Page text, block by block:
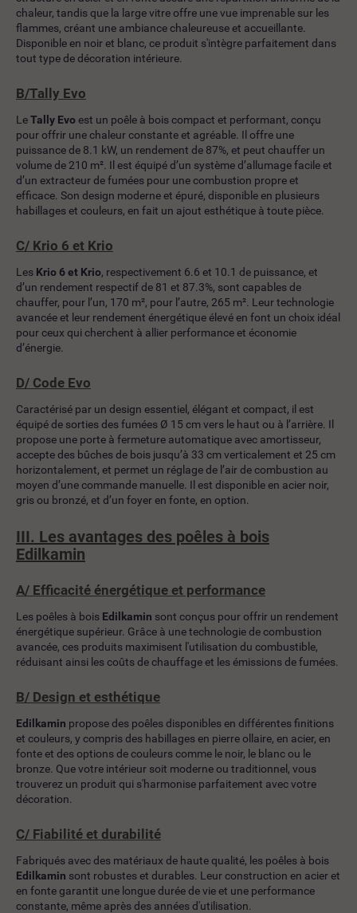
chaleur, tandis que la large vitre offre une vue imprenable sur les
flammes, créant une ambiance chaleureuse et accueillante.
Disponible en noir et blanc, ce produit s'intègre parfaitement dans
tout type de décoration intérieure.
B/Tally Evo
LeTally Evoest un poêle à bois compact et performant, conçu
pour offrir une chaleur constante et agréable. Il offre une
puissance de 8.1 kW, un rendement de 87%, et peut chauffer un
volume de 210 m². Il est équipé d’un système d’allumage facile et
d’un extracteur de fumées pour une combustion propre et
efficace. Son design moderne et épuré, disponible en plusieurs
habillages et couleurs, en fait un ajout esthétique à toute pièce.
C/ Krio 6 et Krio
Les Krio 6 et Krio, respectivement 6.6 et 10.1 de puissance, et
d’un rendement respectif de 81 et 87.3%, sont capables de
chauffer, pour l’un, 170 m², pour l’autre, 265 m². Leur technologie
avancée et leur rendement énergétique élevé en font un choix idéal
pour ceux qui cherchent à allier performance et économie
d’énergie.
D/ Code Evo
Caractérisé par un design essentiel, élégant et compact, il est
équipé de sorties des fumées Ø 15 cm vers le haut ou à l’arrière. Il
propose une porte à fermeture automatique avec amortisseur,
accepte des bûches de bois jusqu’à 33 cm verticalement et 25 cm
horizontalement, et permet un réglage de l’air de combustion au
moyen d’une commande manuelle. Il est disponible en acier noir,
gris ou bronzé, et d’un foyer en fonte, en option.
III. Les avantages des poêles à bois
Edilkamin
A/ Efficacité énergétique et performance
Les poêles à bois Edilkamin sont conçus pour offrir un rendement
énergétique supérieur. Grâce à une technologie de combustion
avancée, ces produits maximisent l'utilisation du combustible,
réduisant ainsi les coûts de chauffage et les émissions de fumées.
B/ Design et esthétique
Edilkamin propose des poêles disponibles en différentes finitions
et couleurs, y compris des habillages en pierre ollaire, en acier, en
fonte et des options de couleurs comme le noir, le blanc ou le
bronze. Que votre intérieur soit moderne ou traditionnel, vous
trouverez un produit qui s'harmonise parfaitement avec votre
décoration.
C/ Fiabilité et durabilité
Fabriqués avec des matériaux de haute qualité, les poêles à bois
Edilkamin sont robustes et durables. Leur construction en acier et
en fonte garantit une longue durée de vie et une performance
constante, même après des années d'utilisation.